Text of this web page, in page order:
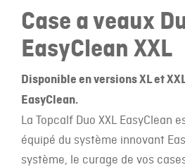
Case a veaux
EasyClean XXL
Disponible en versions XL et
EasyClean.
La Topcalf Duo XXL EasyClean
équipé du système innovant
système, le curage de vos